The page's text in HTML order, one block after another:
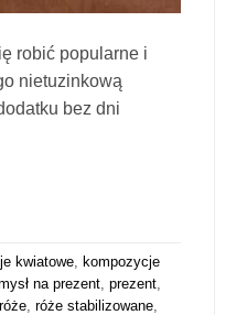
robić popularne i
nietuzinkową
bez dni
kwiatowe
kompozycje
na prezent prezent
róże róże stabilizowane